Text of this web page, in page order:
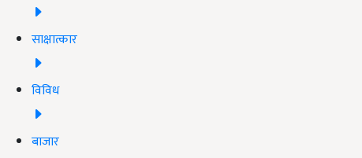
साक्षात्कार
विविध
बाजार